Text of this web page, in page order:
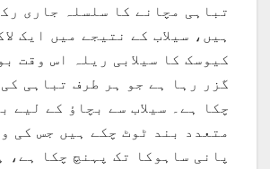
تباہی مچانے کا سلسلہ جاری
کیوسک کا سیلابی ریلہ اس وقت
گزر رہا ہے جو ہر طرف تباہی کی
چکا ہے۔ سیلاب سے بچاؤ کے لیے
متعدد بند ٹوٹ چکے ہیں جس کی
پانی ساہوکا تک پہنچ چکا ہے،